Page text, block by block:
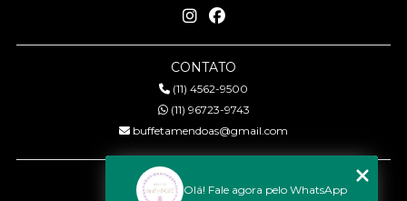
CONTATO
(11) 4562-9500
(11) 96723-9743
buffetamendoas@gmail.com
MENU
Olá! Fale agora pelo WhatsApp